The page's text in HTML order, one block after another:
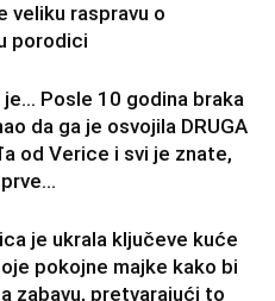
veliku raspravu o
porodici
je… Posle 10 godina braka
da ga je osvojila DRUGA
od Verice i svi je znate,
je ukrala ključeve kuće
pokojne majke kako bi
zabavu, pretvarajući to